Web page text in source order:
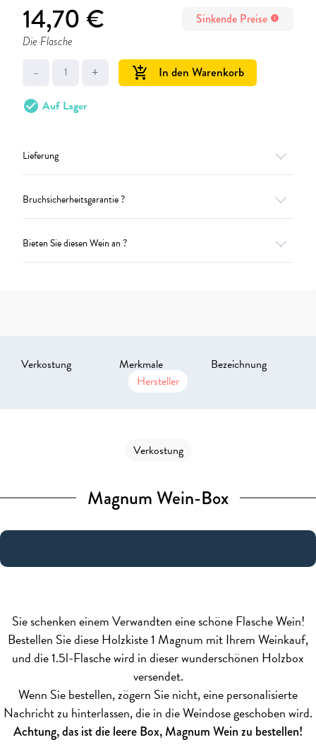
14,70 € Sinkende Preise info
Die Flasche
- + add_shopping_cart In den Warenkorb
check_circle Auf Lager
Lieferung
Bruchsicherheitsgarantie ?
Bieten Sie diesen Wein an ?
Verkostung Merkmale
Bezeichnung
Hersteller
Verkostung
Magnum Wein-Box
Sie schenken einem Verwandten eine schöne Flasche Wein!
Bestellen Sie diese Holzkiste 1 Magnum mit Ihrem Weinkauf,
und die 1.5l-Flasche wird in dieser wunderschönen Holzbox
versendet.
Wenn Sie bestellen, zögern Sie nicht, eine personalisierte
Nachricht zu hinterlassen, die in die Weindose geschoben wird.
Achtung, das ist die leere Box, Magnum Wein zu bestellen!